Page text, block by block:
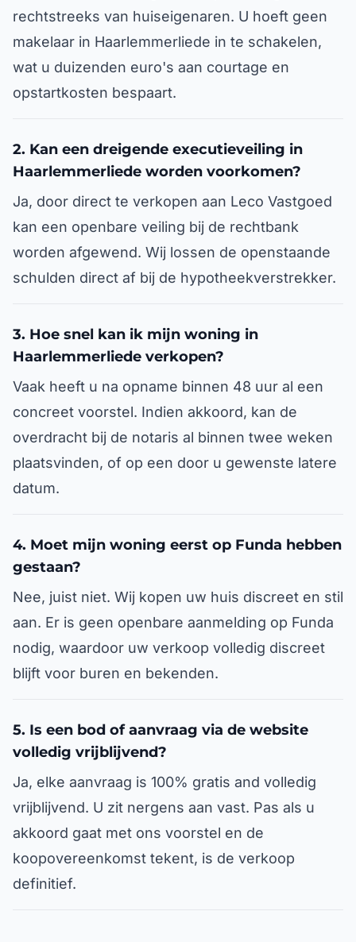
rechtstreeks van huiseigenaren. U hoeft geen
makelaar in Haarlemmerliede in te schakelen,
wat u duizenden euro's aan courtage en
opstartkosten bespaart.
2. Kan een dreigende executieveiling in
Haarlemmerliede worden voorkomen?
Ja, door direct te verkopen aan Leco Vastgoed
kan een openbare veiling bij de rechtbank
worden afgewend. Wij lossen de openstaande
schulden direct af bij de hypotheekverstrekker.
3. Hoe snel kan ik mijn woning in
Haarlemmerliede verkopen?
Vaak heeft u na opname binnen 48 uur al een
concreet voorstel. Indien akkoord, kan de
overdracht bij de notaris al binnen twee weken
plaatsvinden, of op een door u gewenste latere
datum.
4. Moet mijn woning eerst op Funda hebben
gestaan?
Nee, juist niet. Wij kopen uw huis discreet en stil
aan. Er is geen openbare aanmelding op Funda
nodig, waardoor uw verkoop volledig discreet
blijft voor buren en bekenden.
5. Is een bod of aanvraag via de website
volledig vrijblijvend?
Ja, elke aanvraag is 100% gratis and volledig
vrijblijvend. U zit nergens aan vast. Pas als u
akkoord gaat met ons voorstel en de
koopovereenkomst tekent, is de verkoop
definitief.